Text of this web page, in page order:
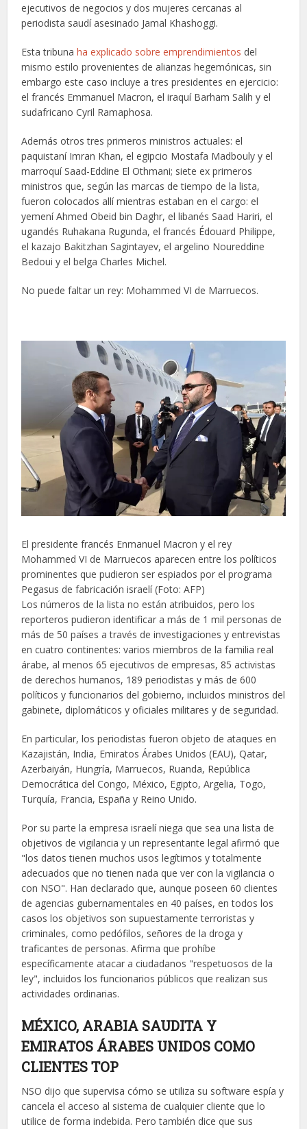
ejecutivos de negocios y dos mujeres cercanas al
periodista saudí asesinado Jamal Khashoggi.
Esta tribunaha explicado sobre emprendimientos del
mismo estilo provenientes de alianzas hegemónicas, sin
embargo este caso incluye a tres presidentes en ejercicio:
el francés Emmanuel Macron, el iraquí Barham Salih y el
sudafricano Cyril Ramaphosa.
Además otros tres primeros ministros actuales: el
paquistaní Imran Khan, el egipcio Mostafa Madbouly y el
marroquí Saad-Eddine El Othmani; siete ex primeros
ministros que, según las marcas de tiempo de la lista,
fueron colocados allí mientras estaban en el cargo: el
yemení Ahmed Obeid bin Daghr, el libanés Saad Hariri, el
ugandés Ruhakana Rugunda, el francés Édouard Philippe,
el kazajo Bakitzhan Sagintayev, el argelino Noureddine
Bedoui y el belga Charles Michel.
No puede faltar un rey: Mohammed VI de Marruecos.
El presidente francés Enmanuel Macron y el rey
Mohammed VI de Marruecos aparecen entre los políticos
prominentes que pudieron ser espiados por el programa
Pegasus de fabricación israelí(Foto: AFP)
Los números de la lista no están atribuidos, pero los
reporteros pudieron identificar a más de 1 mil personas de
más de 50 países a través de investigaciones y entrevistas
en cuatro continentes: varios miembros de la familia real
árabe, al menos 65 ejecutivos de empresas, 85 activistas
de derechos humanos, 189 periodistas y más de 600
políticos y funcionarios del gobierno, incluidos ministros del
gabinete, diplomáticos y oficiales militares y de seguridad.
En particular, los periodistas fueron objeto de ataques en
Kazajistán, India, Emiratos Árabes Unidos (EAU), Qatar,
Azerbaiyán, Hungría, Marruecos, Ruanda, República
Democrática del Congo, México, Egipto, Argelia, Togo,
Turquía, Francia, España y Reino Unido.
Por su parte la empresa israelí niega que sea una lista de
objetivos de vigilancia y un representante legal afirmó que
"los datos tienen muchos usos legítimos y totalmente
adecuados que no tienen nada que ver con la vigilancia o
con NSO". Han declarado que, aunque poseen 60 clientes
de agencias gubernamentales en 40 países, en todos los
casos los objetivos son supuestamente terroristas y
criminales, como pedófilos, señores de la droga y
traficantes de personas. Afirma que prohíbe
específicamente atacar a ciudadanos "respetuosos de la
ley", incluidos los funcionarios públicos que realizan sus
actividades ordinarias.
MÉXICO, ARABIA SAUDITA Y
EMIRATOS ÁRABES UNIDOS COMO
CLIENTES TOP
NSO dijo que supervisa cómo se utiliza su software espía y
cancela el acceso al sistema de cualquier cliente que lo
utilice de forma indebida. Pero también dice que sus